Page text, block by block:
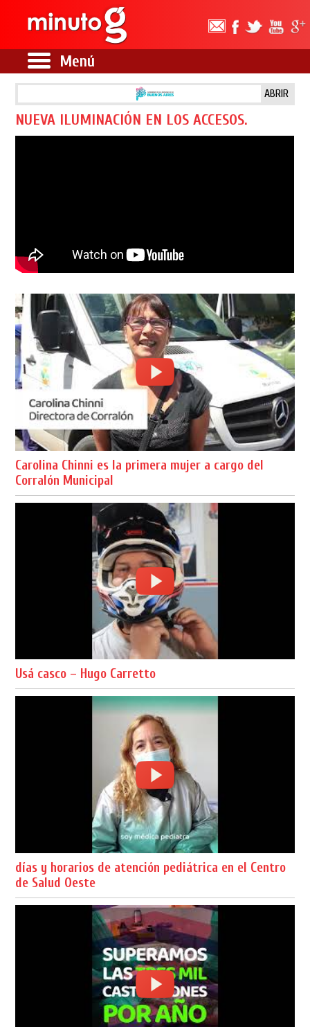
Menú
ABRIR
NUEVA ILUMINACIÓN EN LOS ACCESOS.
Carolina Chinni es la primera mujer a cargo del
Corralón Municipal
Usá casco – Hugo Carretto
días y horarios de atención pediátrica en el Centro
de Salud Oeste